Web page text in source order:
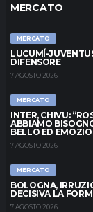
MERCATO
MERCATO
LUCUMÍ-
DIFENSORE
7 AGOSTO 2026
MERCATO
INTER, CHIVU:
ABBIAMO
BELLO ED
7 AGOSTO 2026
MERCATO
BOLOGNA,
DECISIVA LA
7 AGOSTO 2026